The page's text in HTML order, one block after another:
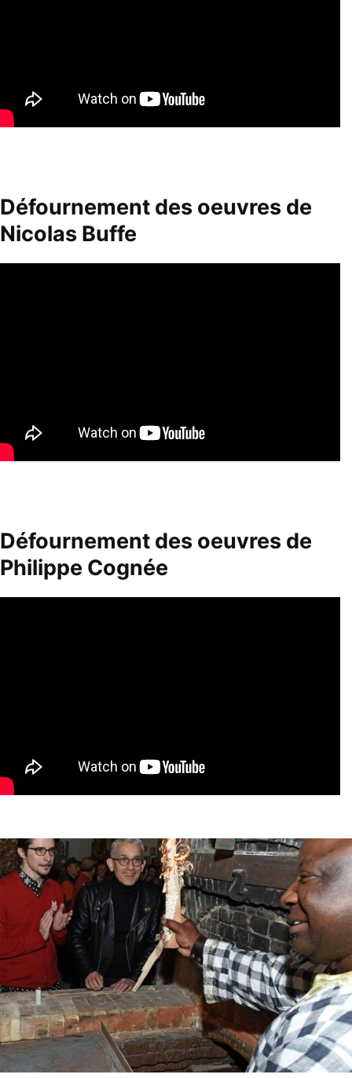
Défournement des oeuvres de
Nicolas Buffe
Défournement des oeuvres de
Philippe Cognée